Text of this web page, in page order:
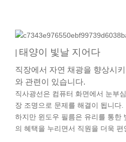
태양이 빛날 지어다
직장에서 자연 채광을 향상시
와 관련이 있습니다.
직사광선은 컴퓨터 화면에서 눈부
장 조명으로 문제를 해결이 됩니다.
하지만 윈도우 필름은 유리를 통한
의 혜택을 누리면서 직원을 더욱 편